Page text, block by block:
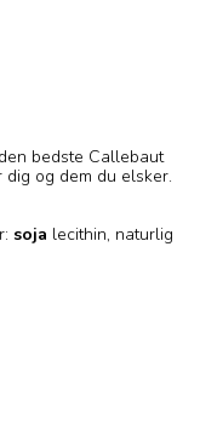
bedste Callebaut
og dem du elsker.
soja lecithin, naturlig